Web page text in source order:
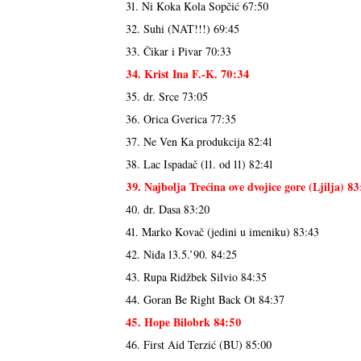
31. Ni Koka Kola Sopčić 67:50
32. Suhi (NAT!!!) 69:45
33. Čikar i Pivar 70:33
34. Krist Ina F.-K. 70:34
35. dr. Srce 73:05
36. Orica Gverica 77:35
37. Ne Ven Ka produkcija 82:41
38. Lac Ispadač (11. od 11) 82:41
39. Najbolja Trećina ove dvojice gore (Ljilja)
40. dr. Dasa 83:20
41. Marko Kovač (jedini u imeniku) 83:43
42. Niđa 13.5.’90. 84:25
43. Rupa Ridžbek Silvio 84:35
44. Goran Be Right Back Ot 84:37
45. Hope Bilobrk 84:50
46. First Aid Terzić (BU) 85:00